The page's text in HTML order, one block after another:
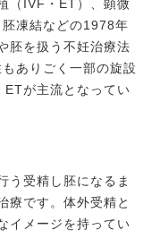
（IVF・ET）、顕微
凍結などの1978年
胚を扱う不妊治療法
ありごく一部の旋設
が主流となってい
う受精し胚になるま
療です。体外受精と
イメージを持ってい